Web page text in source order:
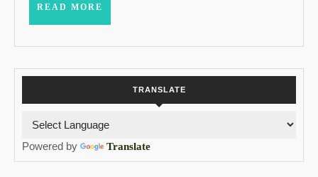
READ MORE
TRANSLATE
Powered by Translate